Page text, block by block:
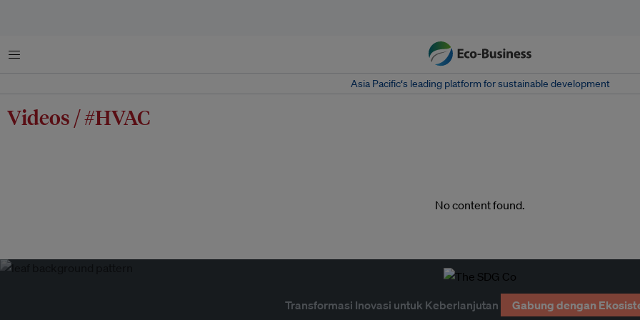
Menu
Asia Pacific‘s leading platform for sustainable development
Videos / #HVAC
No content found.
Transformasi Inovasi untuk Keberlanjutan Gabung dengan